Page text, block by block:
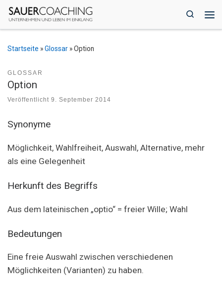
Zum Inhalt springen
Search
Startseite »Glossar »Option
GLOSSAR
Option
Veröffentlicht 9. September 2014
Synonyme
Möglichkeit, Wahlfreiheit, Auswahl, Alternative, mehr
als eine Gelegenheit
Herkunft des Begriffs
Aus dem lateinischen „optio“ = freier Wille; Wahl
Bedeutungen
Eine freie Auswahl zwischen verschiedenen
Möglichkeiten (Varianten) zu haben.